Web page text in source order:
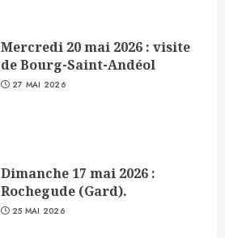
Mercredi 20 mai 2026 : visite
de Bourg-Saint-Andéol
27 MAI 2026
Dimanche 17 mai 2026 :
Rochegude (Gard).
25 MAI 2026